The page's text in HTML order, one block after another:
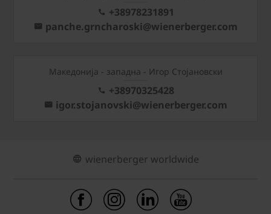
+38978231891
panche.grncharoski@wienerberger.com
Mакедонија - западна - Игор Стојановски
+38970325428
igor.stojanovski@wienerberger.com
wienerberger worldwide